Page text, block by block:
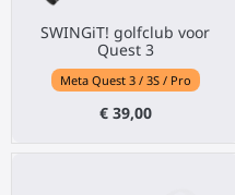
SWINGiT! golfclub voor
Quest 3
Meta Quest 3 / 3S / Pro
€ 39,00